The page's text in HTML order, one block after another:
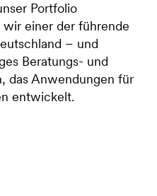
Portfolio
einer der führende
– und
Beratungs- und
das Anwendungen für
entwickelt.